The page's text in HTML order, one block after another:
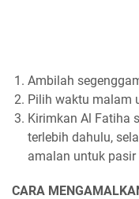
Ambilah
Pilih waktu malam
Kirimkan Al Fatiha
terlebih dahulu,
amalan untuk
CARA